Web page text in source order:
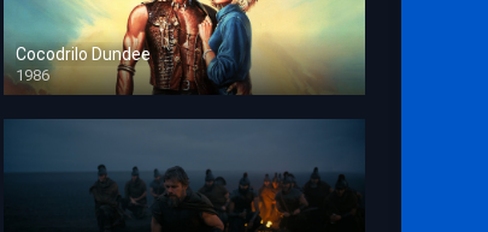
Cocodrilo Dundee
1986
HD 1080p